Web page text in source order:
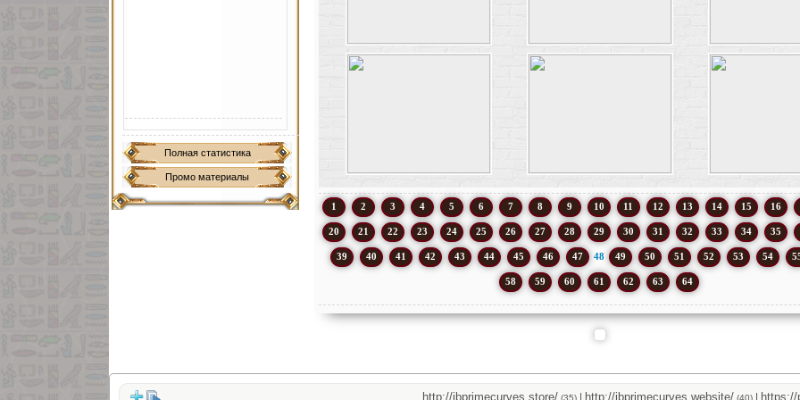
Полная статистика
Промо материалы
1 2 3 4 5 6 7 8 9 10 11 12 13 14 15 16
20 21 22 23 24 25 26 27 28 29 30 31 32 33 34 35
39 40 41 42 43 44 45 46 47 48 49 50 51 52 53 54
58 59 60 61 62 63 64
http://jbprimecurves.store/(35)|http://jbprimecurves.website/(40)|https://